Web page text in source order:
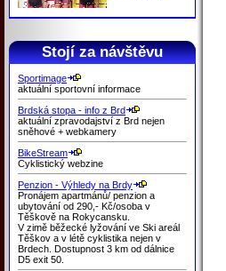
Stojí za návštěvu
Sportimage
aktuální sportovní informace
Brdská stopa - info z Brd
aktuální zpravodajství z Brd nejen
sněhové + webkamery
BikeStream
Cyklistický webzine
Penzion - Výhledy na Brdy
Pronájem apartmánů/ penzion a
ubytování od 290,- Kč/osoba v
Těškově na Rokycansku.
V zimě běžecké lyžování ve Ski areál
Těškov a v létě cyklistika nejen v
Brdech. Dostupnost 3 km od dálnice
D5 exit 50.